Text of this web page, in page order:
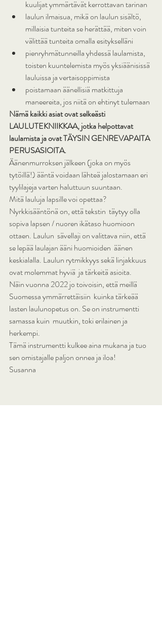
kuulijat ymmärtävät kerrottavan tarinan
laulun ilmaisua, mikä on laulun sisältö,
millaisia tunteita se herättää, miten voin
välittää tunteita omalla esitykselläni
pienryhmätunneilla yhdessä laulamista,
toisten kuuntelemista myös yksiäänisissä
lauluissa ja vertaisoppimista
poistamaan äänellisiä matkittuja
maneereita, jos niitä on ehtinyt tulemaan
Nämä kaikki asiat ovat selkeästi
LAULUTEKNIIKKAA, jotka helpottavat
laulamista ja ovat TÄYSIN GENREVAPAITA
PERUSASIOITA.
Äänenmurroksen jälkeen (joka on myös
tytöillä!) ääntä voidaan lähteä jalostamaan eri
tyylilajeja varten haluttuun suuntaan.
Mitä lauluja lapsille voi opettaa?
Nyrkkisääntönä on, että tekstin  täytyy olla
sopiva lapsen / nuoren ikätaso huomioon
ottaen. Laulun  sävellaji on valittava niin, että
se lepää laulajan ääni huomioiden  äänen
keskialalla. Laulun rytmikkyys sekä linjakkuus
ovat molemmat hyviä  ja tärkeitä asioita.
Näin vuonna 2022 jo toivoisin, että meillä
Suomessa ymmärrettäisiin  kuinka tärkeää
lasten laulunopetus on. Se on instrumentti
samassa kuin  muutkin, toki erilainen ja
herkempi.
Tämä instrumentti kulkee aina mukana ja tuo
sen omistajalle paljon onnea ja iloa!
Susanna